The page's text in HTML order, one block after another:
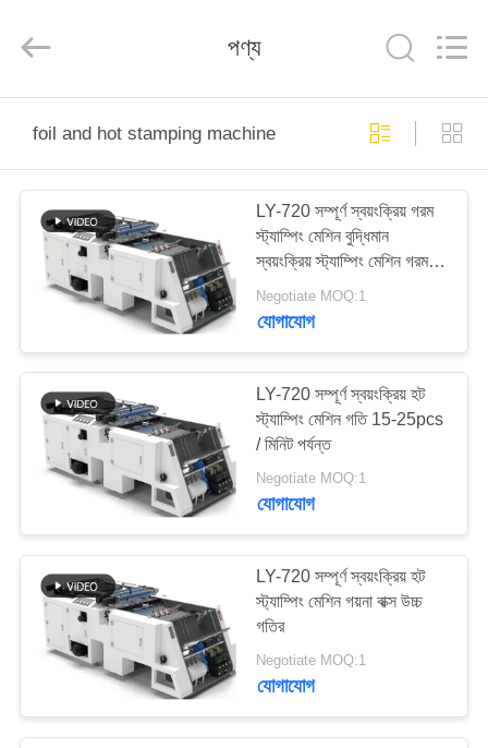
পণ্য
আমাদের
সম্বন্ধে
কারখানা
পরিদর্শন
গুণমান
আমাদের
সাথে
যোগাযোগ
খবর
Automation
পণ্য
foil and hot stamping machine
LY-720 সম্পূর্ণ স্বয়ংক্রিয় গরম
স্ট্যাম্পিং মেশিন বুদ্ধিমান
স্বয়ংক্রিয় স্ট্যাম্পিং মেশিন গরম
স্ট্যাম্পিং মেশিন
Negotiate MOQ:1
যোগাযোগ
LY-720 সম্পূর্ণ স্বয়ংক্রিয় হট
স্ট্যাম্পিং মেশিন গতি 15-25pcs
/ মিনিট পর্যন্ত
Negotiate MOQ:1
যোগাযোগ
LY-720 সম্পূর্ণ স্বয়ংক্রিয় হট
স্ট্যাম্পিং মেশিন গয়না বাক্স উচ্চ
গতির
Negotiate MOQ:1
যোগাযোগ